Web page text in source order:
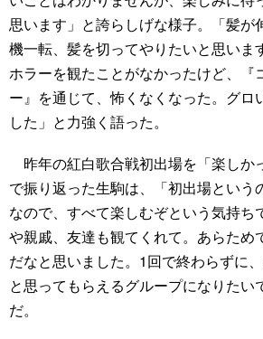
思います」と誇らしげな様子。「髪が
機一転、髪を切ってやりたいと思いま
ホラーを観たことがなかったけど、『
ー』を通じて、怖くなくなった。グロ
した」と力強く語った。
昨年の紅白歌合戦初出場を「楽しか
で振り返った生駒は、「初出場という
なので、すべて楽しむぞという気持ち
や親戚、友達も観てくれて。あらため
だなと思いました。1回で終わらずに
と思ってもらえるグループになりたい
だ。